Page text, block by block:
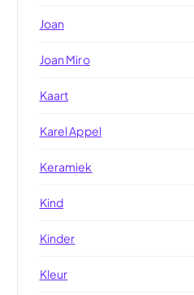
Joan
Joan Miro
Kaart
Karel Appel
Keramiek
Kind
Kinder
Kleur